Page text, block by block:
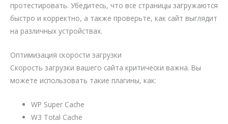
протестировать. Убедитесь, что все страницы загружаются
быстро и корректно, а также проверьте, как сайт выглядит
на различных устройствах.
Оптимизация скорости загрузки
Скорость загрузки вашего сайта критически важна. Вы
можете использовать такие плагины, как:
WP Super Cache
W3 Total Cache